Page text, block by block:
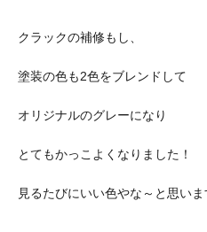
クラックの補修もし、
塗装の色も2色をブレンドして
オリジナルのグレーになり
とてもかっこよくなりました！
見るたびにいい色やな～と思いま